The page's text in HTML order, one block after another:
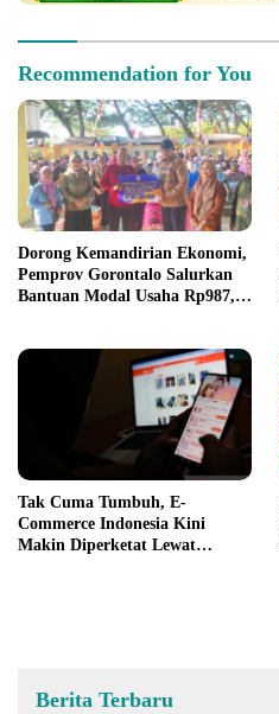
Recommendation for You
Dorong Kemandirian Ekonomi,
Pemprov Gorontalo Salurkan
Bantuan Modal Usaha Rp987,5
Tak Cuma Tumbuh, E-
Commerce Indonesia Kini
Makin Diperketat Lewat
Berita Terbaru